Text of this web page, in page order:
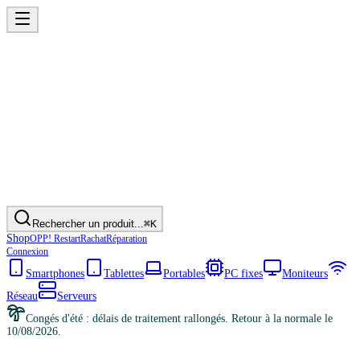
Rechercher un produit...⌘K
ShopOPP! RestartRachatRéparation
Connexion
Smartphones Tablettes Portables PC fixes
Moniteurs
Réseau
Serveurs
Congés d'été : délais de traitement rallongés. Retour à la normale le
10/08/2026.